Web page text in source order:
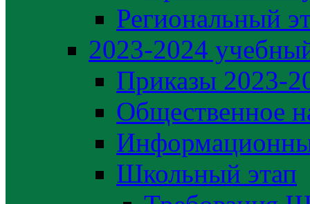
Региональный
2023-2024
Приказы 2023-
Общественное
Школьный этап